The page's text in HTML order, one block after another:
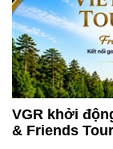
VGR khởi
& Friends